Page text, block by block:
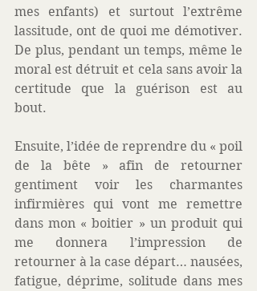
mes enfants) et surtout l’extrême
lassitude, ont de quoi me démotiver.
De plus, pendant un temps, même le
moral est détruit et cela sans avoir la
certitude que la guérison est au
bout.
Ensuite, l’idée de reprendre du « poil
de la bête » afin de retourner
gentiment voir les charmantes
infirmières qui vont me remettre
dans mon « boitier » un produit qui
me donnera l’impression de
retourner à la case départ… nausées,
fatigue, déprime, solitude dans mes